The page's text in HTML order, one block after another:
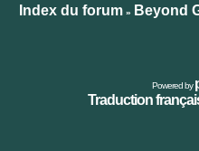
Index du forum» Beyond
Powered by
Traduction